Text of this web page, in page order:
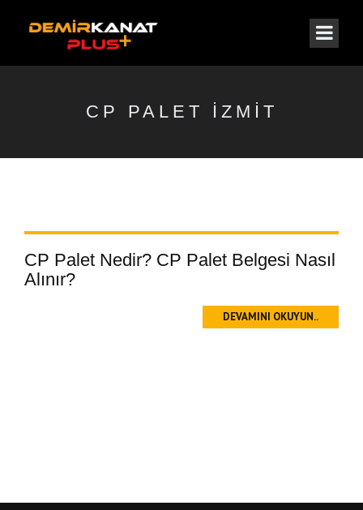
CP PALET İZMIT
CP Palet Nedir? CP Palet Belgesi Nasıl
Alınır?
DEVAMINI OKUYUN..